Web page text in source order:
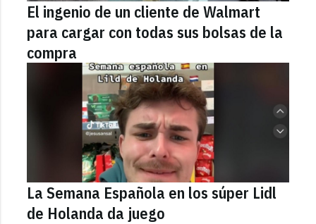
El ingenio de un cliente de Walmart
para cargar con todas sus bolsas de la
compra
La Semana Española en los súper Lidl
de Holanda da juego